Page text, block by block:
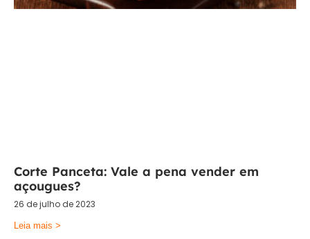
Corte Panceta: Vale a pena vender em
açougues?
26 de julho de 2023
Leia mais >